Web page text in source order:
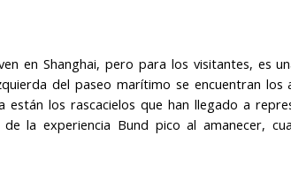
en Shanghai, pero para los visitantes, es
del paseo marítimo se encuentran los
están los rascacielos que han llegado a
la experiencia Bund pico al amanecer,